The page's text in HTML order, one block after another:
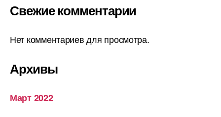
Свежие комментарии
Нет комментариев для просмотра.
Архивы
Март 2022